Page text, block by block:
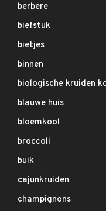
berbere
biefstuk
bietjes
binnen
biologische kruiden
blauwe huis
bloemkool
broccoli
buik
cajunkruiden
champignons